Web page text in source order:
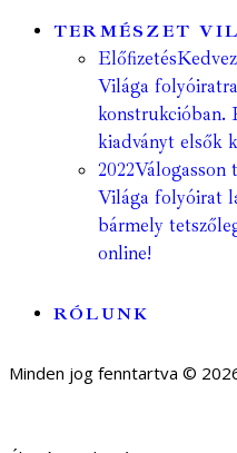
TERMÉSZET
Előfizetés
Világa
konstrukcióban.
kiadványt elsők
2022Válogasson
Világa folyóirat
bármely
online!
RÓLUNK
Minden jog fenntartva ©